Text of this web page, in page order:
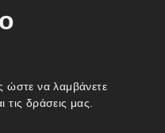
ώστε να λαμβάνετε
τις δράσεις μας.